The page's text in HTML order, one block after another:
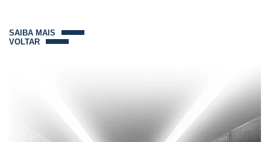
SAIBA MAIS
VOLTAR